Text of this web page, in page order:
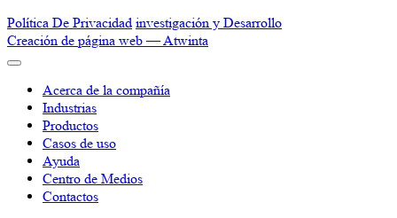
Política De Privacidad investigación y Desarrollo
Creación de página web —Atwinta
Acerca de la compañía
Industrias
Productos
Casos de uso
Ayuda
Centro de Medios
Contactos